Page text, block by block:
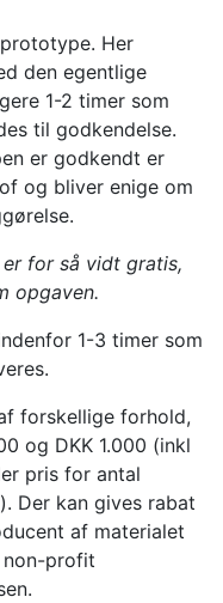
Her
den egentlige
1-2 timer som
til godkendelse.
er godkendt er
og bliver enige om
for så vidt gratis,
opgaven.
1-3 timer som
forskellige forhold,
og DKK 1.000 (inkl
pris for antal
Der kan gives rabat
af materialet
non-profit